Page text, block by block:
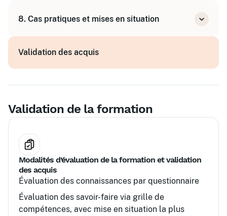
changement
8. Cas pratiques et mises en situation
Élaboration d'un plan d'actions QSSE
Validation des acquis
Validation de la formation
Modalités d’évaluation de la formation et validation
des acquis
Évaluation des connaissances par questionnaire
Évaluation des savoir-faire via grille de
compétences, avec mise en situation la plus